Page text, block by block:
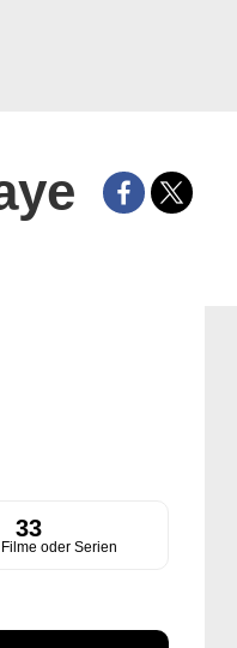
33
oder Serien